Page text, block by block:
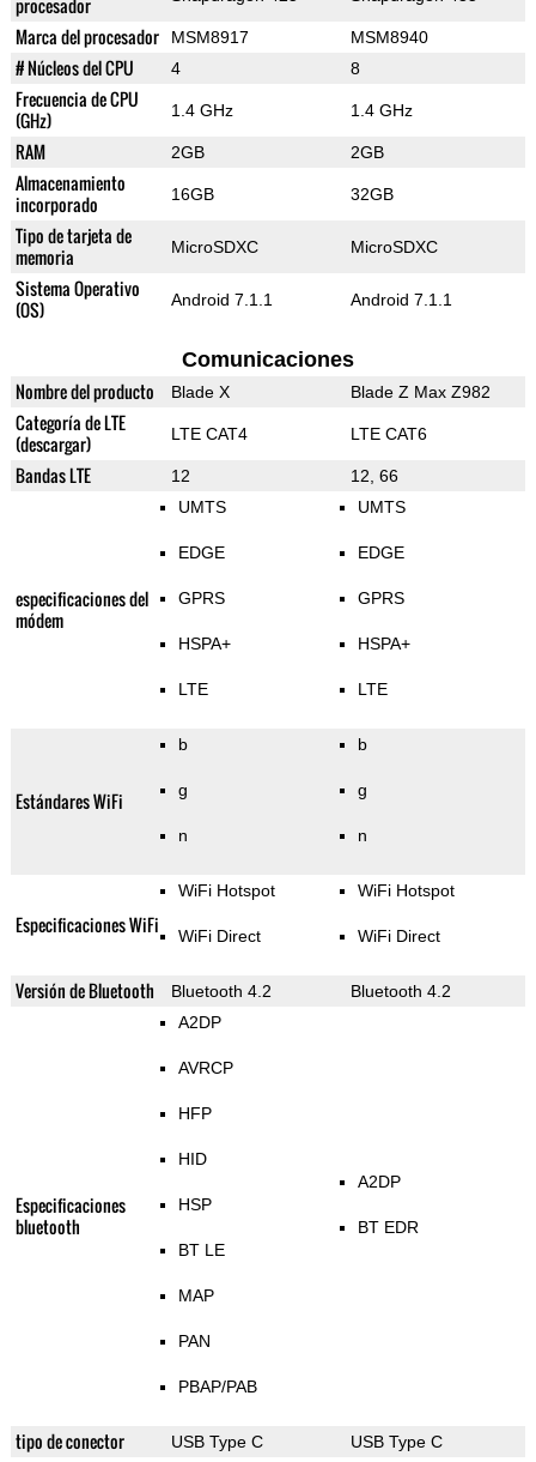
procesador
Marca del procesador MSM8917 MSM8940
# Núcleos del CPU 4 8
Frecuencia de CPU
(GHz)
1.4 GHz 1.4 GHz
RAM 2GB 2GB
Almacenamiento
incorporado
16GB 32GB
Tipo de tarjeta de
memoria
MicroSDXC MicroSDXC
Sistema Operativo
(OS)
Android 7.1.1 Android 7.1.1
Comunicaciones
Nombre del producto Blade X Blade Z Max Z982
Categoría de LTE
(descargar)
LTE CAT4 LTE CAT6
Bandas LTE 12 12, 66
especificaciones del
módem
UMTS
EDGE
GPRS
HSPA+
LTE
UMTS
EDGE
GPRS
HSPA+
LTE
Estándares WiFi
b
g
n
b
g
n
Especificaciones WiFi
WiFi Hotspot
WiFi Direct
WiFi Hotspot
WiFi Direct
Versión de Bluetooth Bluetooth 4.2 Bluetooth 4.2
Especificaciones
bluetooth
A2DP
AVRCP
HFP
HID
HSP
BT LE
MAP
PAN
PBAP/PAB
A2DP
BT EDR
tipo de conector USB Type C USB Type C